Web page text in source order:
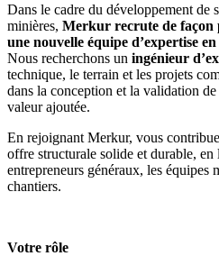
Dans le cadre du développement de
minières, Merkur recrute de façon
une nouvelle équipe d’expertise
Nous recherchons un ingénieur
technique, le terrain et les projets
dans la conception et la validation
valeur ajoutée.
En rejoignant Merkur, vous
offre structurale solide et durable, en
entrepreneurs généraux, les équipes
chantiers.
Votre rôle